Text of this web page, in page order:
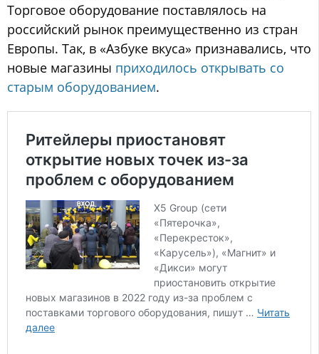
Торговое оборудование поставлялось на
российский рынок преимущественно из стран
Европы. Так, в «Азбуке вкуса» признавались, что
новые магазины приходилось открывать со
старым оборудованием.